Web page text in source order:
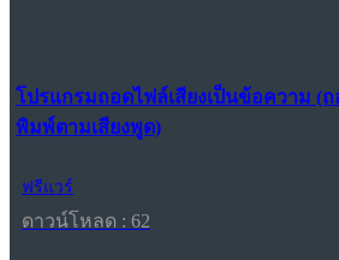
โปรแกรมถอดไฟล์เสียงเป็นข้อความ (
พิมพ์ตามเสียงพูด)
ฟรีแวร์
ดาวน์โหลด : 62